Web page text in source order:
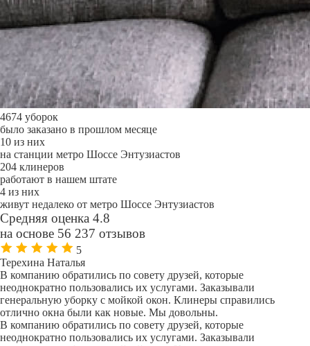
4674 уборок
было заказано в прошлом месяце
10 из них
на станции метро Шоссе Энтузиастов
204 клинеров
работают в нашем штате
4 из них
живут недалеко от метро Шоссе Энтузиастов
Средняя оценка 4.8
на основе 56 237 отзывов
5
Терехина Наталья
В компанию обратились по совету друзей, которые
неоднократно пользовались их услугами. Заказывали
генеральную уборку с мойкой окон. Клинеры справились
отлично окна были как новые. Мы довольны.
В компанию обратились по совету друзей, которые
неоднократно пользовались их услугами. Заказывали